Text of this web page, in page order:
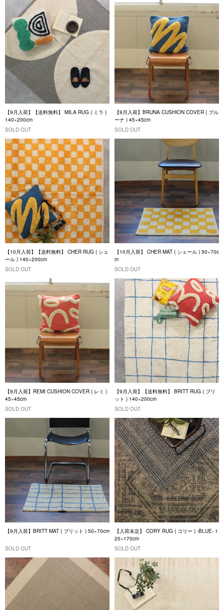
【9月入荷】【送料無料】 MILA RUG ( ミラ )
140×200cm
SOLD OUT
【9月入荷】BRUNA CUSHION COVER ( ブル
ーナ ) 45×45cm
SOLD OUT
【10月入荷】【送料無料】 CHER RUG ( シェ
ール ) 140×200cm
SOLD OUT
【10月入荷】 CHER MAT ( シェール ) 50×70c
m
SOLD OUT
【9月入荷】REMI CUSHION COVER ( レミ )
45×45cm
SOLD OUT
【9月入荷】【送料無料】 BRITT RUG ( ブリ
ット ) 140×200cm
SOLD OUT
【9月入荷】BRITT MAT ( ブリット ) 50×70cm
SOLD OUT
【入荷未定】 CORY RUG ( コリー ) -BLUE- 1
20×170cm
SOLD OUT